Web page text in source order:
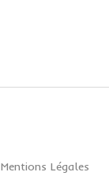
Mentions Légales